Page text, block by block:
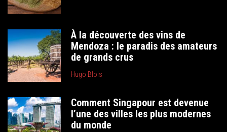
À la découverte des vins de
Mendoza : le paradis des amateurs
de grands crus
Hugo Blois
Comment Singapour est devenue
l’une des villes les plus modernes
du monde